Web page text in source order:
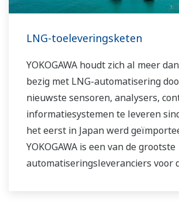
servicenetwerk heeft Yokogawa
LNG-toeleveringsketen
YOKOGAWA houdt zich al meer
bezig met LNG-automatisering
nieuwste sensoren, analysers,
informatiesystemen te leveren
het eerst in Japan werd
YOKOGAWA is een van de grootste
automatiseringsleveranciers voor